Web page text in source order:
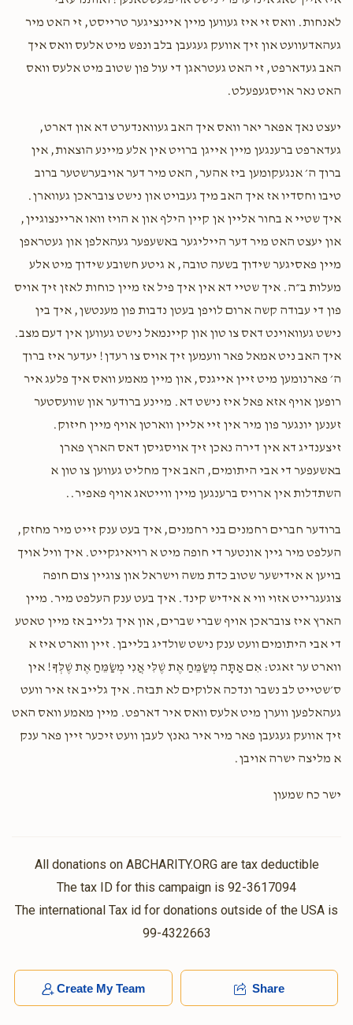
1 year ago $100.00
לאנחות. וואס זי איז געווען מיין איינציגער טרייסט, זי האט מיר
געהאדעוועט און זיך אוועק געגעבן בלב ונפש מיט אלעס וואס איך
האב געדארפט, זי האט געטראגן די עול פון שטוב מיט אלעס וואס
האט נאר אויסגעפעלט.
יעצט נאך אפאר יאר וואס איך האב געוואנדערט דא און דארט,
געדארפט ברענגען מיין אייגן ברויט אין אלע מיינע הוצאות, אין
ברוך ה׳ אנגעקומען ביז אהער, האט מיר דער אויבערשטער ברוב
טיבו וחסדיו אז איך האב מיך געבויט און נישט צובראכן געווארן.
איך שטיי א בחור אליין אן קיין הילף און א הויז וואו אריינצוגיין,
און יעצט האט מיר דער הייליגער באשעפער געהאלפן און געטראפן
מיין פאסיגער שידוך בשעה טובה, א גיטע חשובע שידוך מיט אלע
מעלות ב״ה. איך שטיי דא אין איך פיל אז מיין כוחות לאזן זיך אויס
פון די עבודה קשה ארום לויפן בעטן נדבות פון מענטשן, איך בין
נישט געוואוינט דאס צו טון און קיינמאל נישט געווען אין דעם מצב.
איך האב ניט אמאל פאר וועמען זיך אויס צו רעדן! יעדער איז ברוך
ה׳ פארנומען מיט זיין אייגנס, און מיין מאמע וואס איך פלעג איר
רופען אויף אזא פאל איז נישט דא. מיינע ברודער און שוועסטער
זענען יונגער פון מיר אין זיי אליין ווארטן אויף מיין חיזוק.
זיצענדיג דא אין דירה נאכן זיך אויסגיסן דאס הארץ פארן
באשעפער די אבי היתומים, האב איך מחליט געווען צו טון א
השתדלות אין ארויס ברענגען מיין ווייטאג אויף פאפיר..
ברודער חברים רחמנים בני רחמנים, איך בעט ענק זייט מיר מחזק,
העלפט מיר גיין אונטער די חופה מיט א רויאיגקייט. איך וויל אויך
בויען א אידישער שטוב כדת משה וישראל און צוגיין צום חופה
צוגעגרייט אזוי ווי א אידיש קינד. איך בעט ענק העלפט מיר. מיין
הארץ איז צובראכן אויף שברי שברים, און איך גלייב אז מיין טאטע
די אבי היתומים וועט ענק נישט שולדיג בלייבן. זיין ווארט איז א
ווארט ער זאגט: אִם אַתָּה מְשַׂמֵּחַ אֶת שֶׁלִּי אֲנִי מְשַׂמֵּחַ אֶת שֶׁלְּךָ! אין
ס׳שטייט לב נשבר ונדכה אלוקים לא תבזה. איך גלייב אז איר וועט
געהאלפען ווערן מיט אלעס וואס איר דארפט. מיין מאמע וואס האט
זיך אוועק געגעבן פאר מיר איר גאנץ לעבן וועט זיכער זיין פאר ענק
א מליצה ישרה אויבן.
ישר כח שמעון
All donations on ABCHARITY.ORG are tax deductible
The tax ID for this campaign is 92-3617094
The international Tax id for donations outside of the USA is
99-4322663
Create My Team Share